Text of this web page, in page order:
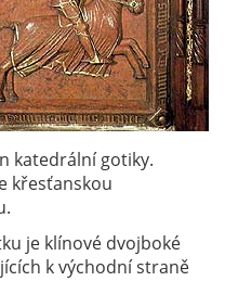
katedrální gotiky.
křesťanskou
je klínové dvojboké
k východní straně